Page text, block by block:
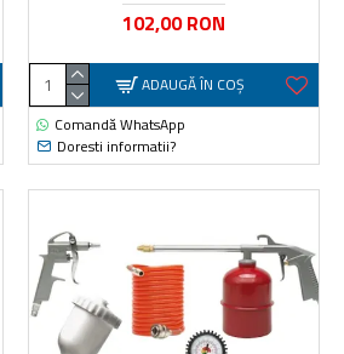
102,00 RON
ADAUGĂ ÎN COŞ
Comandă WhatsApp
Doresti informatii?